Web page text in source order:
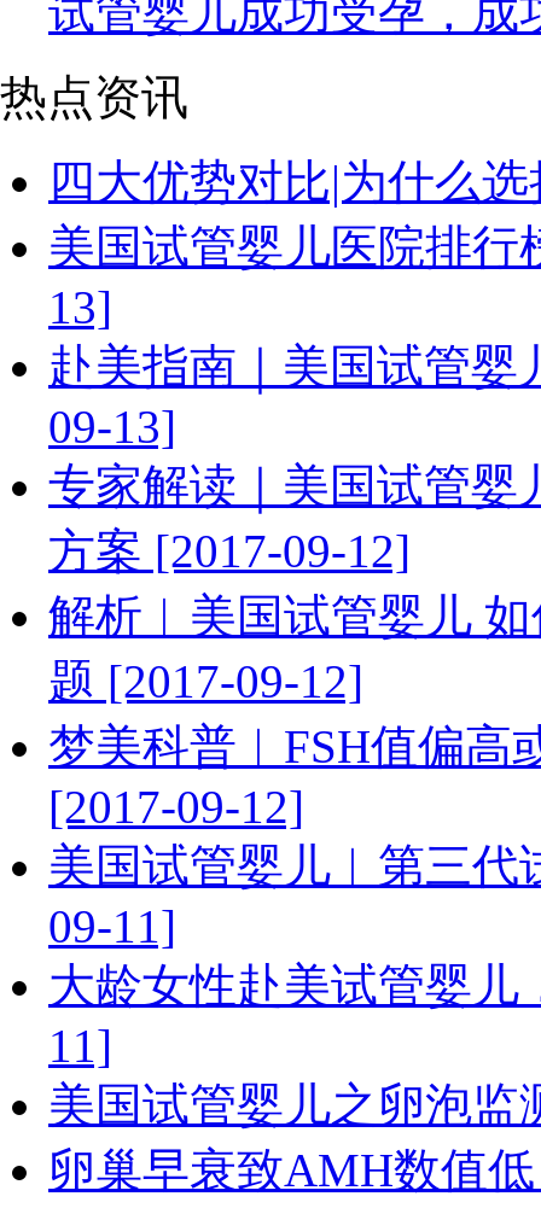
试管婴儿成功受孕，成
热点资讯
四大优势对比|为什么
美国试管婴儿医院排行
13]
赴美指南｜美国试管婴
09-13]
专家解读｜美国试管婴
方案 [2017-09-12]
解析︱美国试管婴儿
题 [2017-09-12]
梦美科普︱FSH值偏高
[2017-09-12]
美国试管婴儿︱第三代
09-11]
大龄女性赴美试管婴儿
11]
美国试管婴儿之卵泡监
卵巢早衰致AMH数值